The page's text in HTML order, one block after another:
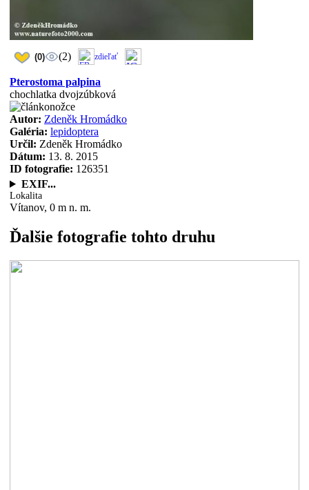
(0) (2) zdieľať
Pterostoma palpina
chochlatka dvojzúbková
Autor: Zdeněk Hromádko
Galéria: lepidoptera
Určil: Zdeněk Hromádko
Dátum: 13. 8. 2015
ID fotografie: 126351
EXIF...
Lokalita
Vítanov, 0 m n. m.
Ďalšie fotografie tohto druhu